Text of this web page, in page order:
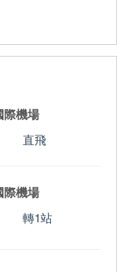
際機場
直飛
際機場
轉1站